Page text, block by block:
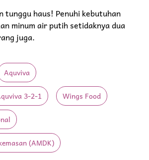
tunggu haus! Penuhi kebutuhan
minum air putih setidaknya dua
juga.
Aquviva
3-2-1 Wings Food
(AMDK)